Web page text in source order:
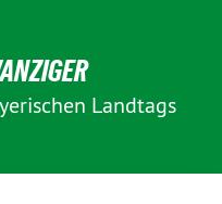
Landtags